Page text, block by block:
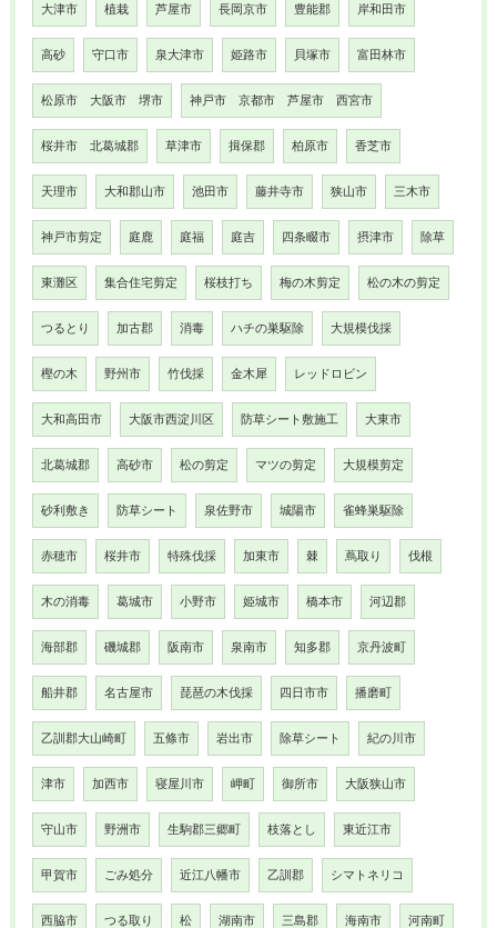
大津市 植栽 芦屋市 長岡京市 豊能郡 岸和田市
高砂 守口市 泉大津市 姫路市 貝塚市 富田林市
松原市 大阪市 堺市 神戸市 京都市 芦屋市 西宮市
桜井市 北葛城郡 草津市 揖保郡 柏原市 香芝市
天理市 大和郡山市 池田市 藤井寺市 狭山市 三木市
神戸市剪定 庭鹿 庭福 庭吉 四条畷市 摂津市 除草
東灘区 集合住宅剪定 桜枝打ち 梅の木剪定 松の木の剪定
つるとり 加古郡 消毒 ハチの巣駆除 大規模伐採
樫の木 野州市 竹伐採 金木犀 レッドロビン
大和高田市 大阪市西淀川区 防草シート敷施工 大東市
北葛城郡 高砂市 松の剪定 マツの剪定 大規模剪定
砂利敷き 防草シート 泉佐野市 城陽市 雀蜂巣駆除
赤穂市 桜井市 特殊伐採 加東市 棘 蔦取り 伐根
木の消毒 葛城市 小野市 姫城市 橋本市 河辺郡
海部郡 磯城郡 阪南市 泉南市 知多郡 京丹波町
船井郡 名古屋市 琵琶の木伐採 四日市市 播磨町
乙訓郡大山崎町 五條市 岩出市 除草シート 紀の川市
津市 加西市 寝屋川市 岬町 御所市 大阪狭山市
守山市 野洲市 生駒郡三郷町 枝落とし 東近江市
甲賀市 ごみ処分 近江八幡市 乙訓郡 シマトネリコ
西脇市 つる取り 松 湖南市 三島郡 海南市 河南町